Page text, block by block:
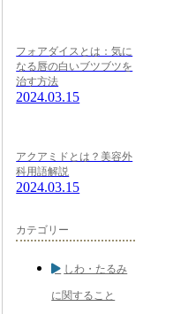
フォアダイスとは：気に
なる唇の白いブツブツを
治す方法
2024.03.15
アクアミドとは？美容外
科用語解説
2024.03.15
カテゴリー
しわ・たるみ
に関すること